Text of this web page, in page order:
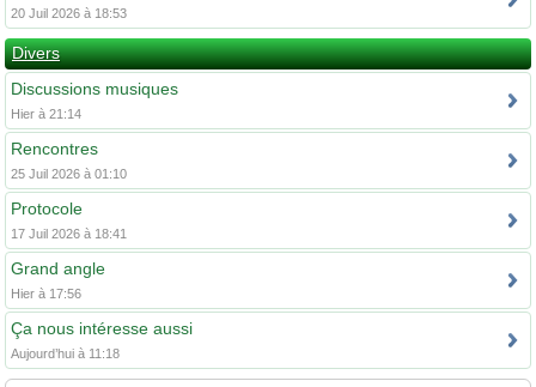
20 Juil 2026 à 18:53
Divers
Discussions musiques
Hier à 21:14
Rencontres
25 Juil 2026 à 01:10
Protocole
17 Juil 2026 à 18:41
Grand angle
Hier à 17:56
Ça nous intéresse aussi
Aujourd’hui à 11:18